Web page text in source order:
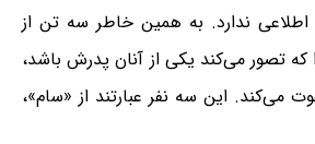
ندارد. به همین خاطر سه تن از
تصور می‌کند یکی از آنان پدرش باشد،
این سه نفر عبارتند از «سام»،